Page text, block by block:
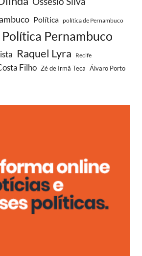
Política política de Pernambuco
Política Pernambuco
Raquel Lyra
Recife
Filho Zé de Irmã Teca Álvaro Porto